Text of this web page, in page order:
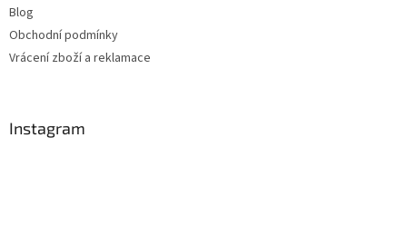
Blog
Obchodní podmínky
Vrácení zboží a reklamace
Instagram